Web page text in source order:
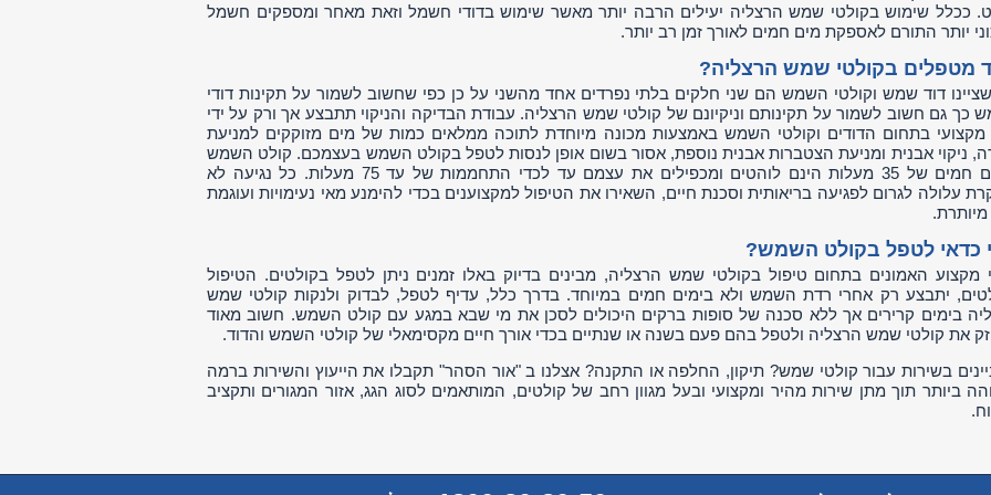
ככלל שימוש בקולטי שמש הרצליה יעילים הרבה יותר מאשר שימוש בדודי חשמל וזאת מאחר ומספקים חשמל
יותר התורם לאספקת מים חמים לאורך זמן רב יותר.
מטפלים בקולטי שמש הרצליה?
דוד שמש וקולטי השמש הם שני חלקים בלתי נפרדים אחד מהשני על כן כפי שחשוב לשמור על תקינות דודי
כך גם חשוב לשמור על תקינותם וניקיונם של קולטי שמש הרצליה. עבודת הבדיקה והניקוי תתבצע אך ורק על ידי
מקצועי בתחום הדודים וקולטי השמש באמצעות מכונה מיוחדת לתוכה ממלאים כמות של מים מזוקקים למניעת
ניקוי אבנית ומניעת הצטברות אבנית נוספת, אסור בשום אופן לנסות לטפל בקולט השמש בעצמכם. קולט השמש
בימים חמים של 35 מעלות הינם לוהטים ומכפילים את עצמם עד לכדי התחממות של עד 75 מעלות. כל נגיעה לא
עלולה לגרום לפגיעה בריאותית וסכנת חיים, השאירו את הטיפול למקצוענים בכדי להימנע מאי נעימויות ועוגמת
כדאי לטפל בקולט השמש?
מקצוע האמונים בתחום טיפול בקולטי שמש הרצליה, מבינים בדיוק באלו זמנים ניתן לטפל בקולטים. הטיפול
יתבצע רק אחרי רדת השמש ולא בימים חמים במיוחד. בדרך כלל, עדיף לטפל, לבדוק ולנקות קולטי שמש
בימים קרירים אך ללא סכנה של סופות ברקים היכולים לסכן את מי שבא במגע עם קולט השמש. חשוב מאוד
את קולטי שמש הרצליה ולטפל בהם פעם בשנה או שנתיים בכדי אורך חיים מקסימאלי של קולטי השמש והדוד.
בשירות עבור קולטי שמש? תיקון, החלפה או התקנה? אצלנו ב "אור הסהר" תקבלו את הייעוץ והשירות ברמה
ביותר תוך מתן שירות מהיר ומקצועי ובעל מגוון רחב של קולטים, המותאמים לסוג הגג, אזור המגורים ותקציב